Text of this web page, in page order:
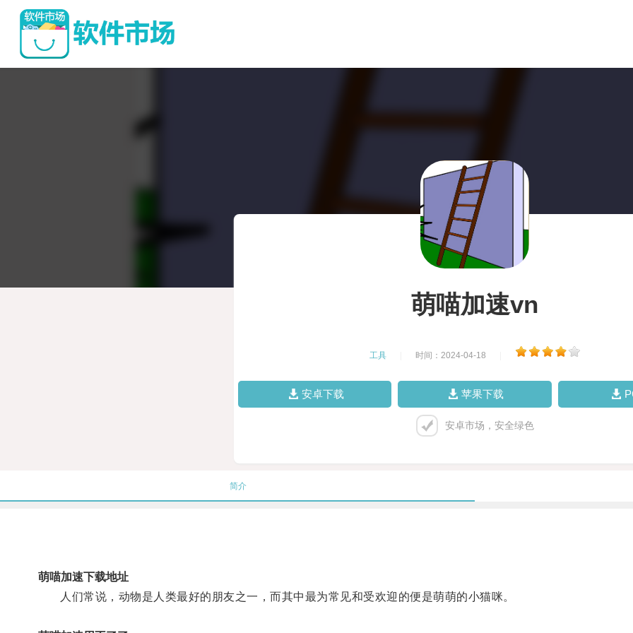
萌喵加速vn
工具 时间：2024-04-18
安卓下载 苹果下载
安卓市场，安全绿色
简介
萌喵加速下载地址
人们常说，动物是人类最好的朋友之一，而其中最为常见和受欢迎的便是萌萌的小猫咪。